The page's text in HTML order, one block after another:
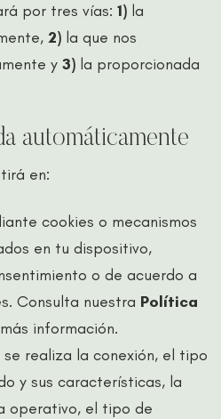
por tres vías: 1) la
2) la que nos
y 3) la proporcionada
automáticamente
en:
cookies o mecanismos
en tu dispositivo,
o de acuerdo a
Consulta nuestra Política
información.
se realiza la conexión, el tipo
y sus características, la
operativo, el tipo de